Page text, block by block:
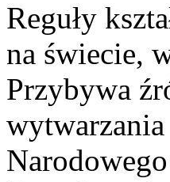
Reguły
na świecie,
Przybywa